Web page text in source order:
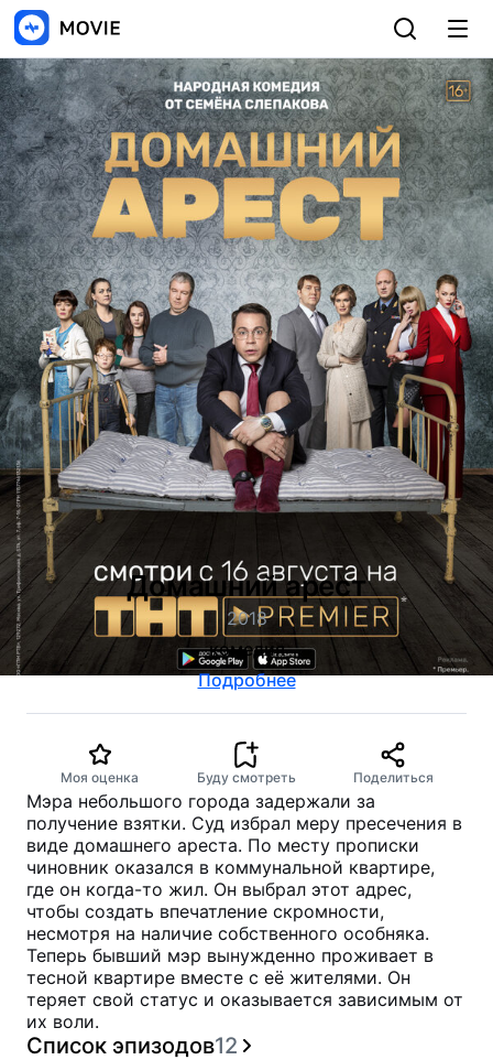
Домашний арест
2018
комедия
Подробнее
Моя оценка Буду смотреть Поделиться
Мэра небольшого города задержали за
получение взятки. Суд избрал меру пресечения в
виде домашнего ареста. По месту прописки
чиновник оказался в коммунальной квартире,
где он когда-то жил. Он выбрал этот адрес,
чтобы создать впечатление скромности,
несмотря на наличие собственного особняка.
Теперь бывший мэр вынужденно проживает в
тесной квартире вместе с её жителями. Он
теряет свой статус и оказывается зависимым от
их воли.
Список эпизодов12